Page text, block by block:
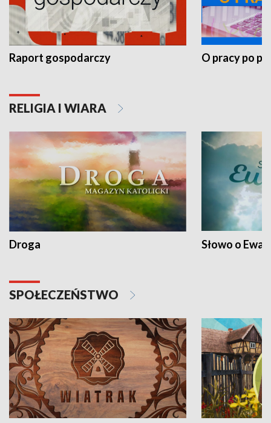
Raport gospodarczy O pracy po
RELIGIA I WIARA
Droga Słowo o
SPOŁECZEŃSTWO